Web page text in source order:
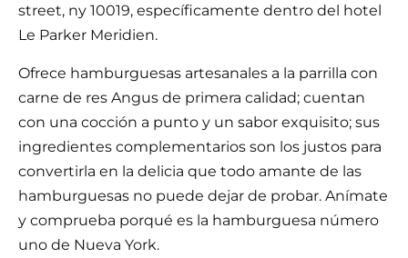
street, ny 10019, específicamente dentro del hotel
Le Parker Meridien.
Ofrece hamburguesas artesanales a la parrilla con
carne de res Angus de primera calidad; cuentan
con una cocción a punto y un sabor exquisito; sus
ingredientes complementarios son los justos para
convertirla en la delicia que todo amante de las
hamburguesas no puede dejar de probar. Anímate
y comprueba porqué es la hamburguesa número
uno de Nueva York.